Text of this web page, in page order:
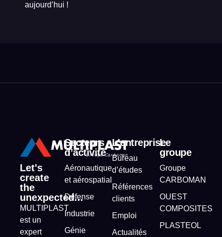
aujourd’hui !
Let's
create
the
unexpected...
MULTIPLAST
est un
expert
Secteurs
d’activité
Aéronautique
et aérospatial
Défense
Industrie
Génie
L’entreprise
Bureau
d’études
Références
clients
Emploi
Actualités
Le
groupe
Groupe
CARBOMAN
OUEST
COMPOSITES
PLASTEOL